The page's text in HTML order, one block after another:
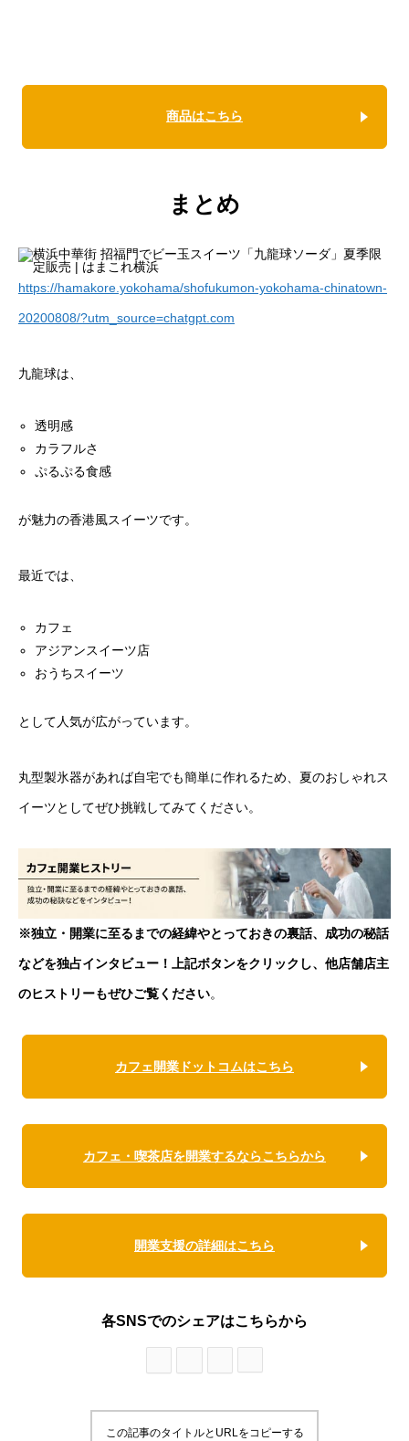
商品はこちら
まとめ
https://hamakore.yokohama/shofukumon-yokohama-chinatown-
20200808/?utm_source=chatgpt.com
九龍球は、
透明感
カラフルさ
ぷるぷる食感
が魅力の香港風スイーツです。
最近では、
カフェ
アジアンスイーツ店
おうちスイーツ
として人気が広がっています。
丸型製氷器があれば自宅でも簡単に作れるため、夏のおしゃれス
イーツとしてぜひ挑戦してみてください。
※独立・開業に至るまでの経緯やとっておきの裏話、成功の秘話
などを独占インタビュー！上記ボタンをクリックし、他店舗店主
のヒストリーもぜひご覧ください。
カフェ開業ドットコムはこちら
カフェ・喫茶店を開業するならこちらから
開業支援の詳細はこちら
各SNSでのシェアはこちらから
この記事のタイトルとURLをコピーする